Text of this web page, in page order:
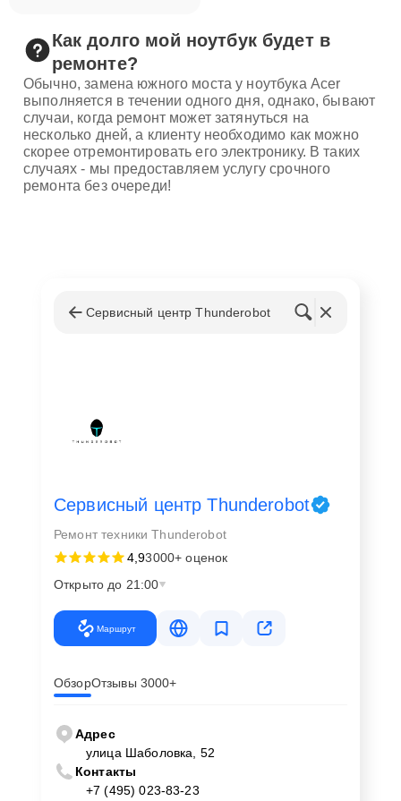
Как долго мой ноутбук будет в
ремонте?
Обычно, замена южного моста у ноутбука Acer
выполняется в течении одного дня, однако, бывают
случаи, когда ремонт может затянуться на
несколько дней, а клиенту необходимо как можно
скорее отремонтировать его электронику. В таких
случаях - мы предоставляем услугу срочного
ремонта без очереди!
Сервисный центр Thunderobot
Сервисный центр Thunderobot
Ремонт техники Thunderobot
4,93000+ оценок
Открыто до 21:00
Маршрут
ОбзорОтзывы 3000+
Адрес
улица Шаболовка, 52
Контакты
+7 (495) 023-83-23